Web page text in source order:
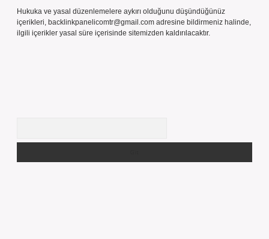
Hukuka ve yasal düzenlemelere aykırı olduğunu düşündüğünüz
içerikleri, backlinkpanelicomtr@gmail.com adresine bildirmeniz halinde,
ilgili içerikler yasal süre içerisinde sitemizden kaldırılacaktır.